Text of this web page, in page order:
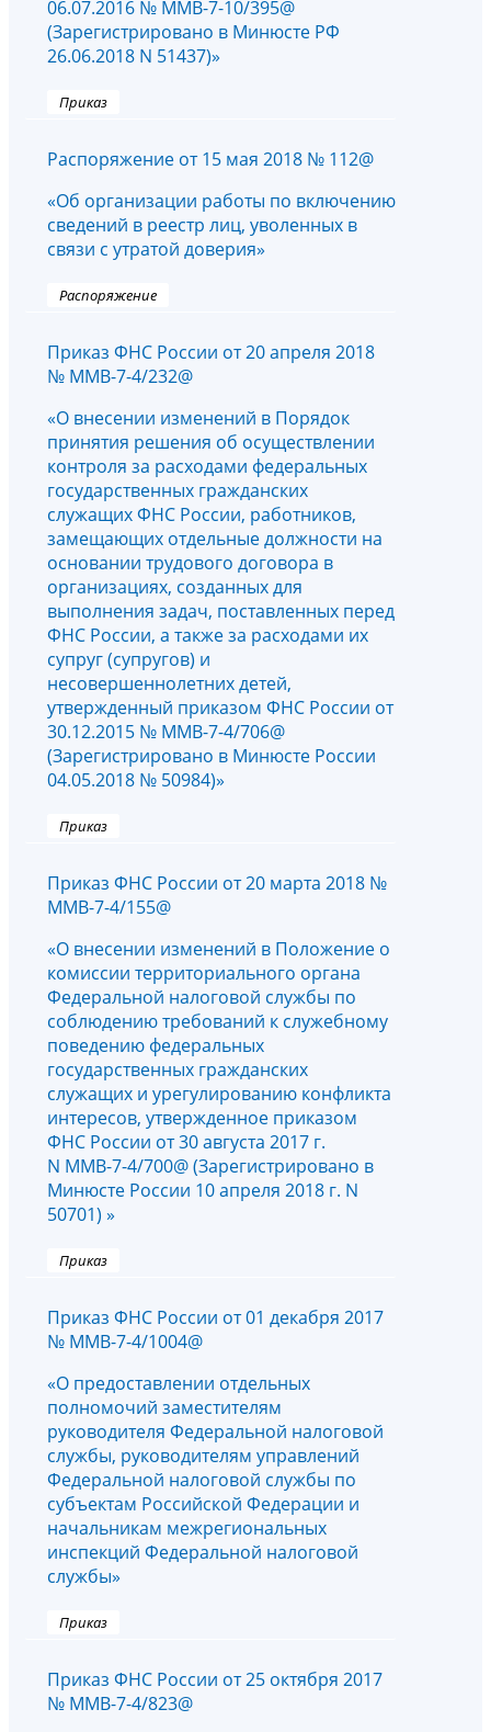
06.07.2016 № ММВ-7-10/395@
(Зарегистрировано в Минюсте РФ
26.06.2018 N 51437)»
Приказ
Распоряжение от 15 мая 2018 № 112@
«Об организации работы по включению
сведений в реестр лиц, уволенных в
связи с утратой доверия»
Распоряжение
Приказ ФНС России от 20 апреля 2018
№ ММВ-7-4/232@
«О внесении изменений в Порядок
принятия решения об осуществлении
контроля за расходами федеральных
государственных гражданских
служащих ФНС России, работников,
замещающих отдельные должности на
основании трудового договора в
организациях, созданных для
выполнения задач, поставленных перед
ФНС России, а также за расходами их
супруг (супругов) и
несовершеннолетних детей,
утвержденный приказом ФНС России от
30.12.2015 № ММВ-7-4/706@
(Зарегистрировано в Минюсте России
04.05.2018 № 50984)»
Приказ
Приказ ФНС России от 20 марта 2018 №
ММВ-7-4/155@
«О внесении изменений в Положение о
комиссии территориального органа
Федеральной налоговой службы по
соблюдению требований к служебному
поведению федеральных
государственных гражданских
служащих и урегулированию конфликта
интересов, утвержденное приказом
ФНС России от 30 августа 2017 г.
N ММВ-7-4/700@ (Зарегистрировано в
Минюсте России 10 апреля 2018 г. N
50701) »
Приказ
Приказ ФНС России от 01 декабря 2017
№ ММВ-7-4/1004@
«О предоставлении отдельных
полномочий заместителям
руководителя Федеральной налоговой
службы, руководителям управлений
Федеральной налоговой службы по
субъектам Российской Федерации и
начальникам межрегиональных
инспекций Федеральной налоговой
службы»
Приказ
Приказ ФНС России от 25 октября 2017
№ ММВ-7-4/823@